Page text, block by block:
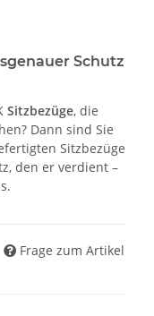
Schutz
Sitzbezüge, die
Dann sind Sie
Sitzbezüge
den er verdient –
Frage zum Artikel